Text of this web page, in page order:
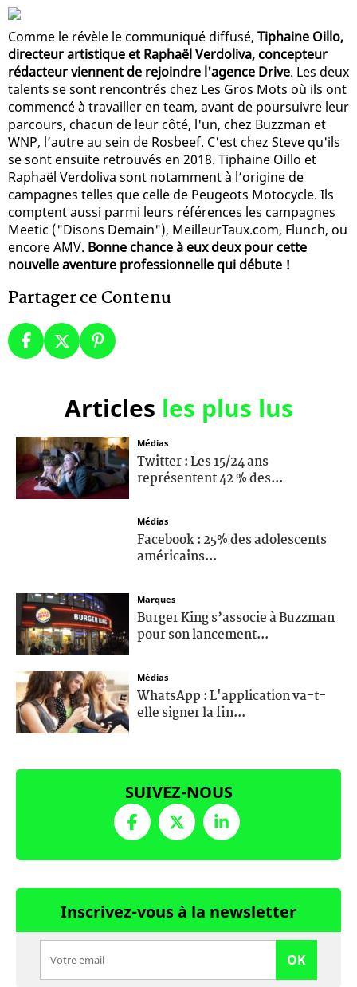
Comme le révèle le communiqué diffusé, Tiphaine Oillo,
directeur artistique et Raphaël Verdoliva, concepteur
rédacteur viennent de rejoindre l'agence Drive. Les deux
talents se sont rencontrés chez Les Gros Mots où ils ont
commencé à travailler en team, avant de poursuivre leur
parcours, chacun de leur côté, l'un, chez Buzzman et
WNP, l’autre au sein de Rosbeef. C'est chez Steve qu'ils
se sont ensuite retrouvés en 2018. Tiphaine Oillo et
Raphaël Verdoliva sont notamment à l’origine de
campagnes telles que celle de Peugeots Motocycle. Ils
comptent aussi parmi leurs références les campagnes
Meetic ("Disons Demain"), MeilleurTaux.com, Flunch, ou
encore AMV. Bonne chance à eux deux pour cette
nouvelle aventure professionnelle qui débute !
Partager ce Contenu
Articles les plus lus
Médias
Twitter : Les 15/24 ans
représentent 42 % des...
Médias
Facebook : 25% des adolescents
américains...
Marques
Burger King s’associe à Buzzman
pour son lancement...
Médias
WhatsApp : L'application va-t-
elle signer la fin...
SUIVEZ-NOUS
Inscrivez-vous à la newsletter
OK